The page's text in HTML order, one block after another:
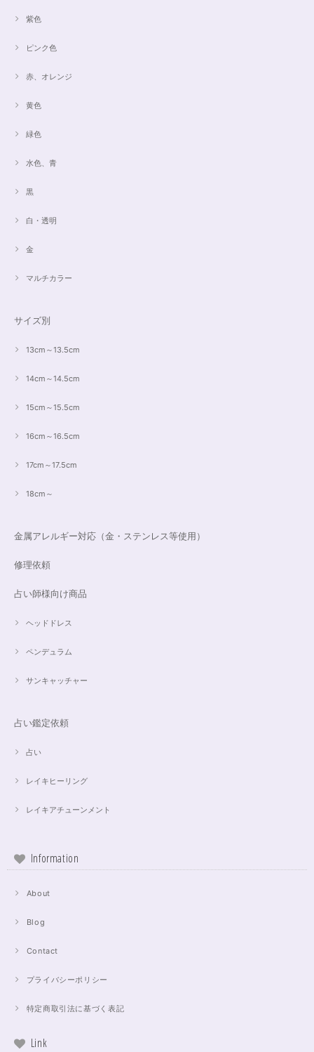
紫色
ピンク色
赤、オレンジ
黄色
緑色
水色、青
黒
白・透明
金
マルチカラー
サイズ別
13cm～13.5cm
14cm～14.5cm
15cm～15.5cm
16cm～16.5cm
17cm～17.5cm
18cm～
金属アレルギー対応（金・ステンレス等使用）
修理依頼
占い師様向け商品
ヘッドドレス
ペンデュラム
サンキャッチャー
占い鑑定依頼
占い
レイキヒーリング
レイキアチューンメント
Information
About
Blog
Contact
プライバシーポリシー
特定商取引法に基づく表記
Link